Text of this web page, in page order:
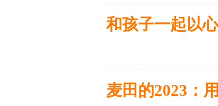
和孩子一起以
麦田的2023：